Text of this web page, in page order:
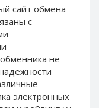
сайт обмена
c
не
электронных
RUB
USD
RUB
EUR
USD